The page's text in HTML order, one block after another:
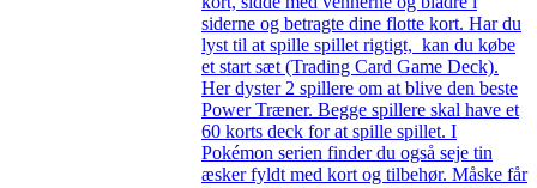
siderne og betragte dine flotte kort. Har du
lyst til at spille spillet rigtigt, kan du købe
et start sæt (Trading Card Game Deck).
Her dyster 2 spillere om at blive den beste
Power Træner. Begge spillere skal have et
60 korts deck for at spille spillet. I
Pokémon serien finder du også seje tin
æsker fyldt med kort og tilbehør. Måske får